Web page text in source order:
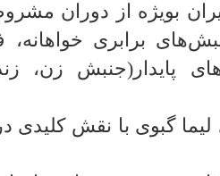
بویژه از دوران
برابری خواهانه،
پایدار(جنبش زن،
گبوی با نقش کلیدی